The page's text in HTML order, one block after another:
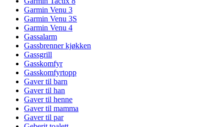
Garmin Venu 3
Garmin Venu 3S
Garmin Venu 4
Gassalarm
Gassbrenner kjøkken
Gassgrill
Gasskomfyr
Gasskomfyrtopp
Gaver til barn
Gaver til han
Gaver til henne
Gaver til mamma
Gaver til par